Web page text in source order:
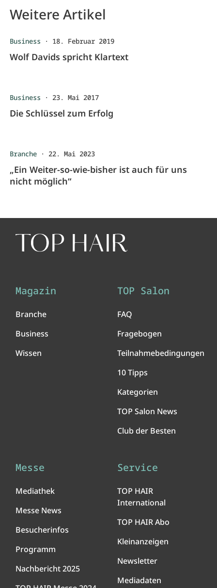
Weitere Artikel
Business · 18. Februar 2019
Wolf Davids spricht Klartext
Business · 23. Mai 2017
Die Schlüssel zum Erfolg
Branche · 22. Mai 2023
„Ein Weiter-so-wie-bisher ist auch für uns
nicht möglich“
Magazin
Branche
Business
Wissen
TOP Salon
FAQ
Fragebogen
Teilnahmebedingungen
10 Tipps
Kategorien
TOP Salon News
Club der Besten
Messe
Mediathek
Messe News
Besucherinfos
Programm
Nachbericht 2025
Service
TOP HAIR
International
TOP HAIR Abo
Kleinanzeigen
Newsletter
Mediadaten